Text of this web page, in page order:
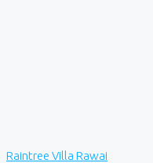
Raintree Villa Rawai